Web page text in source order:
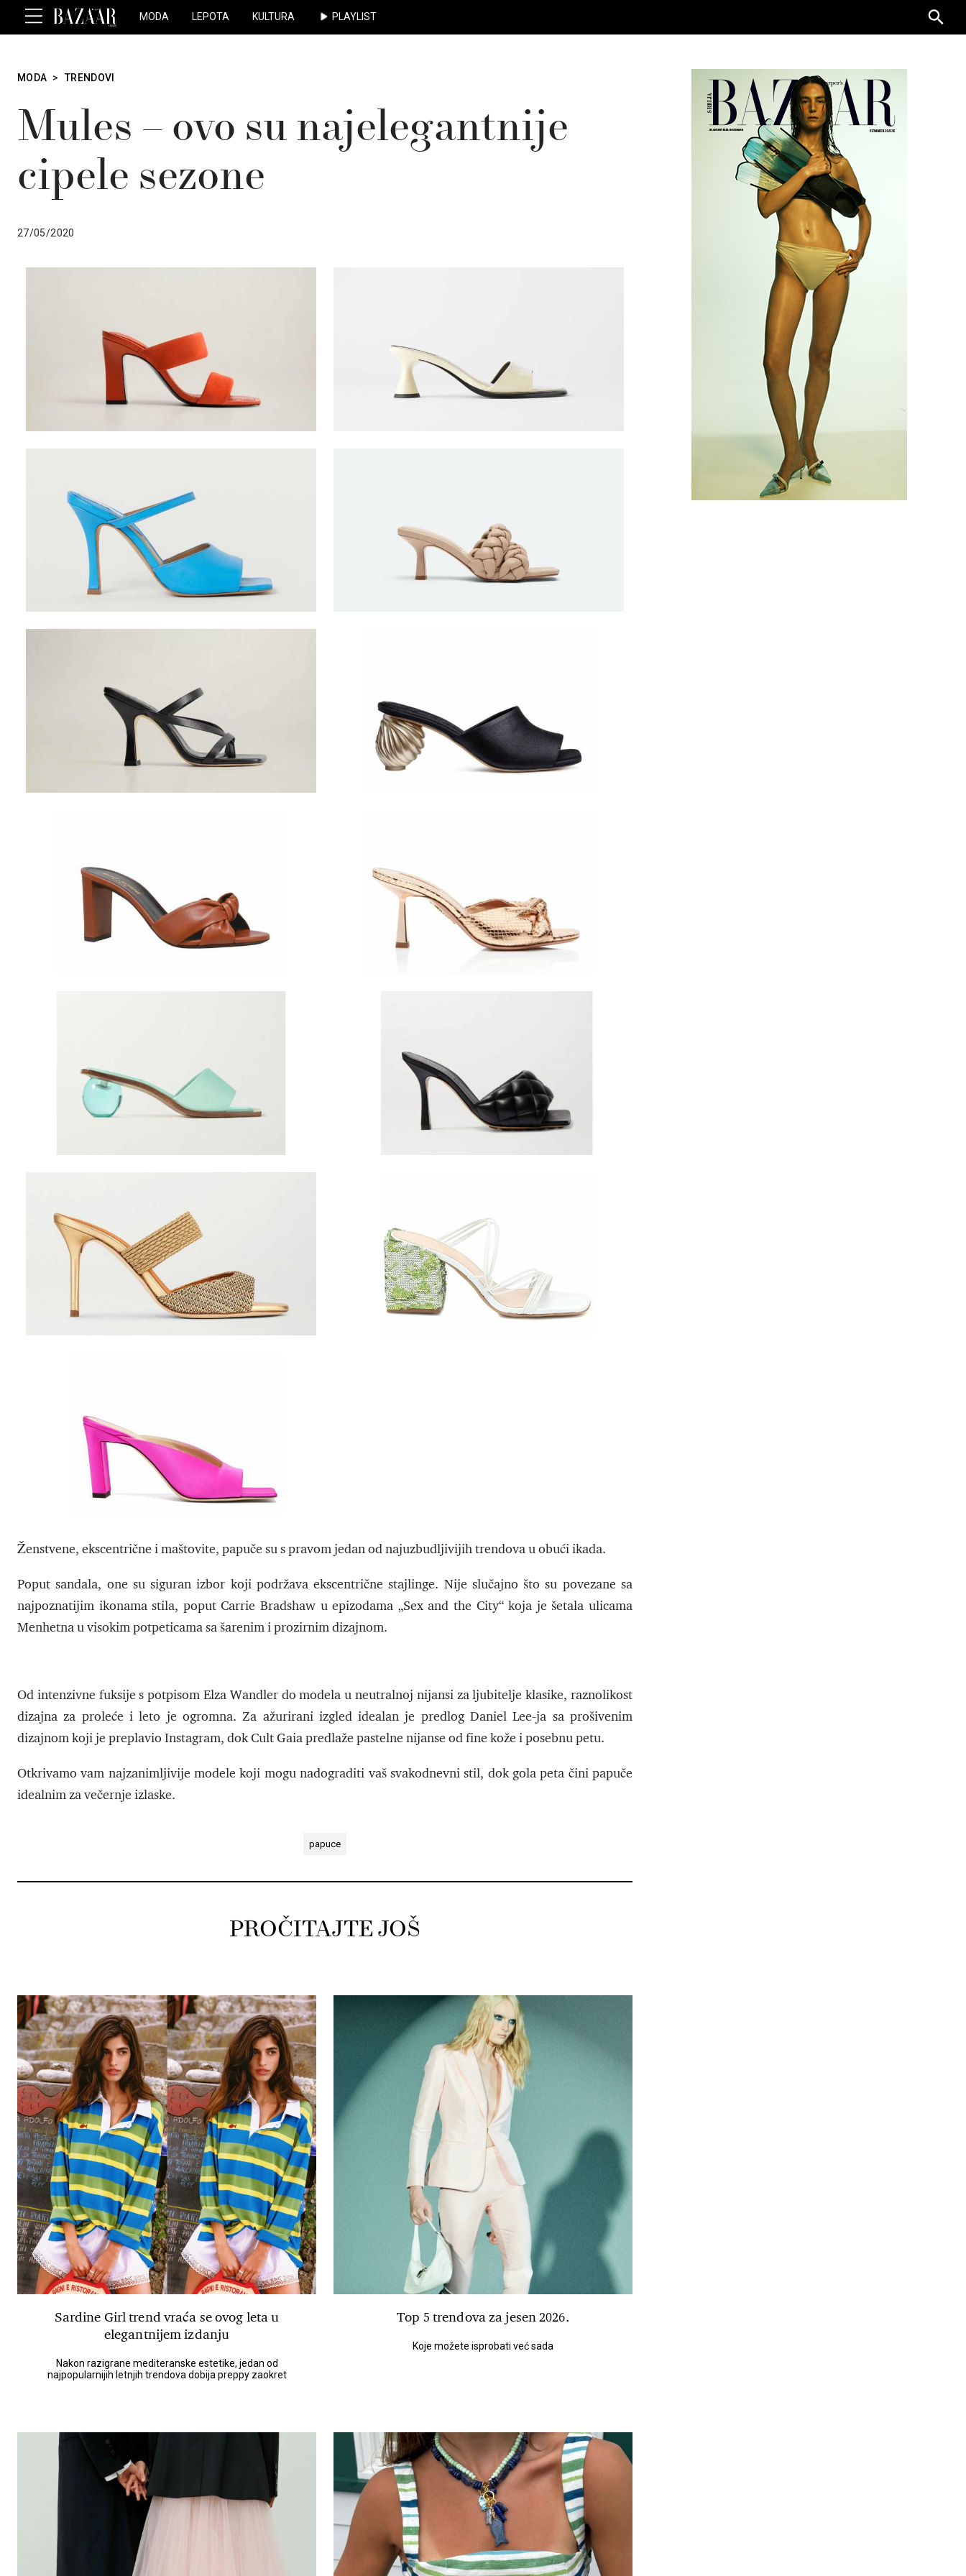
MODA LEPOTA KULTURA PLAYLIST
for:
MODA > TRENDOVI
Mules – ovo su najelegantnije
cipele sezone
27/05/2020
Ženstvene, ekscentrične i maštovite, papuče su s pravom jedan od najuzbudljivijih trendova u obući ikada.
Poput sandala, one su siguran izbor koji podržava ekscentrične stajlinge. Nije slučajno što su povezane sa
najpoznatijim ikonama stila, poput Carrie Bradshaw u epizodama „Sex and the City“ koja je šetala ulicama
Menhetna u visokim potpeticama sa šarenim i prozirnim dizajnom.
Od intenzivne fuksije s potpisom Elza Wandler do modela u neutralnoj nijansi za ljubitelje klasike, raznolikost
dizajna za proleće i leto je ogromna. Za ažurirani izgled idealan je predlog Daniel Lee-ja sa prošivenim
dizajnom koji je preplavio Instagram, dok Cult Gaia predlaže pastelne nijanse od fine kože i posebnu petu.
Otkrivamo vam najzanimljivije modele koji mogu nadograditi vaš svakodnevni stil, dok gola peta čini papuče
idealnim za večernje izlaske.
papuce
PROČITAJTE JOŠ
Sardine Girl trend vraća se ovog leta u
elegantnijem izdanju
Nakon razigrane mediteranske estetike, jedan od
najpopularnijih letnjih trendova dobija preppy zaokret
Top 5 trendova za jesen 2026.
Koje možete isprobati već sada